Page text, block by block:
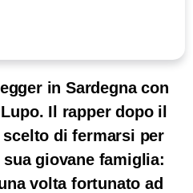
in Sardegna con
Il rapper dopo il
di fermarsi per
giovane famiglia:
volta fortunato ad